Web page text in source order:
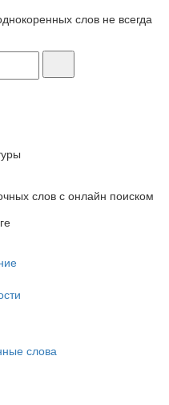
слов не всегда
слов с онлайн поиском
слова